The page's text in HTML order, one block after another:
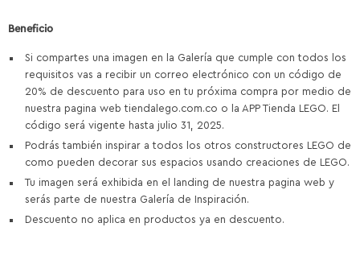
Beneficio
Si compartes una imagen en la Galería que cumple con todos los
requisitos vas a recibir un correo electrónico con un código de
20% de descuento para uso en tu próxima compra por medio de
nuestra pagina web tiendalego.com.co o la APP Tienda LEGO. El
código será vigente hasta julio 31, 2025.
Podrás también inspirar a todos los otros constructores LEGO de
como pueden decorar sus espacios usando creaciones de LEGO.
Tu imagen será exhibida en el landing de nuestra pagina web y
serás parte de nuestra Galería de Inspiración.
Descuento no aplica en productos ya en descuento.